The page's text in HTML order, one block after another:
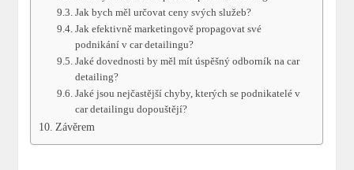
Jak bych měl určovat ceny‌ svých služeb?
Jak efektivně marketingově propagovat své
podnikání v car detailingu?
Jaké dovednosti by⁣ měl‍ mít úspěšný odborník ​na ⁣car
detailing?
Jaké jsou nejčastější chyby, kterých ​se podnikatelé v⁣
car detailingu dopouštějí?
Závěrem